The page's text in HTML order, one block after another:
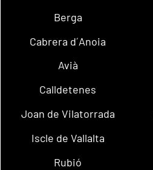
Berga
Cabrera d´Anoia
Avià
Calldetenes
Joan de Vilatorrada
Iscle de Vallalta
Rubió